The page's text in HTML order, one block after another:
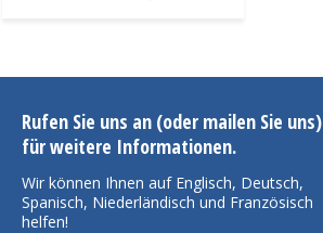
Rufen Sie uns an (oder mailen Sie uns)
für weitere Informationen.
Wir können Ihnen auf Englisch, Deutsch,
Spanisch, Niederländisch und Französisch
helfen!